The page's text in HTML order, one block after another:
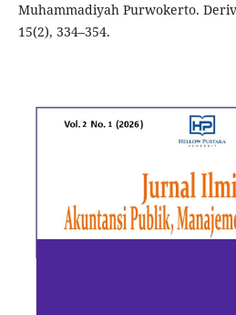
Muhammadiyah Purwokerto.
15(2), 334–354.